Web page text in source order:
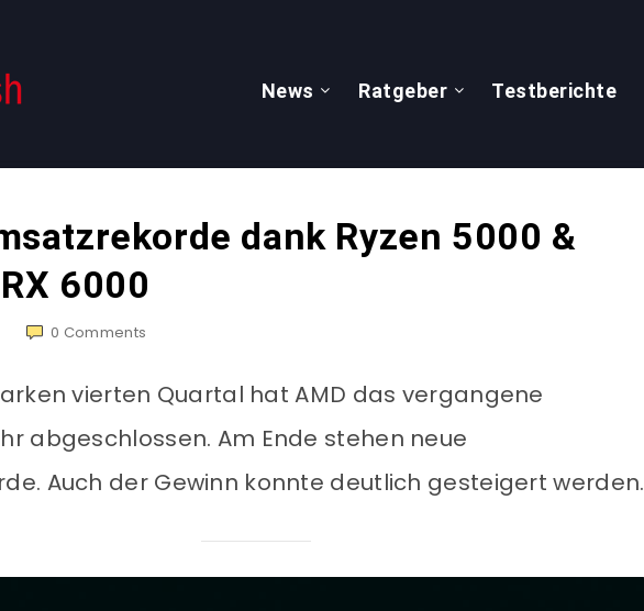
News Ratgeber Testberichte
dank Ryzen 5000 &
6000
0 Comments
vierten Quartal hat AMD das vergangene
abgeschlossen. Am Ende stehen neue
Auch der Gewinn konnte deutlich gesteigert werden.